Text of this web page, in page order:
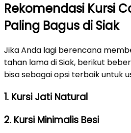
Rekomendasi Kursi
Paling Bagus di Siak
Jika Anda lagi berencana
tahan lama di Siak, berikut
bisa sebagai opsi terbaik untuk
1. Kursi Jati Natural
2. Kursi Minimalis Besi